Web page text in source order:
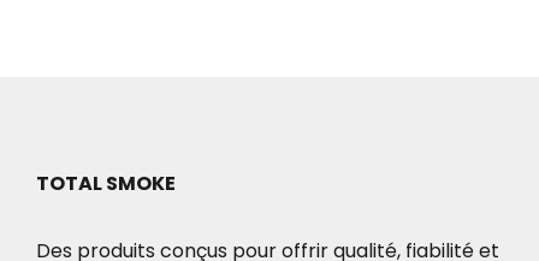
TOTAL SMOKE
Des produits conçus pour offrir qualité, fiabilité et